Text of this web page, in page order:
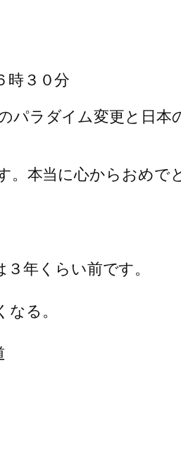
時３０分
ラダイム変更と日本
。 本当に心からおめで
年くらい前です。
る。